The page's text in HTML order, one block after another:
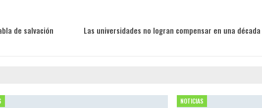
de salvación
Las universidades no logran compensar en una
NOTICIAS